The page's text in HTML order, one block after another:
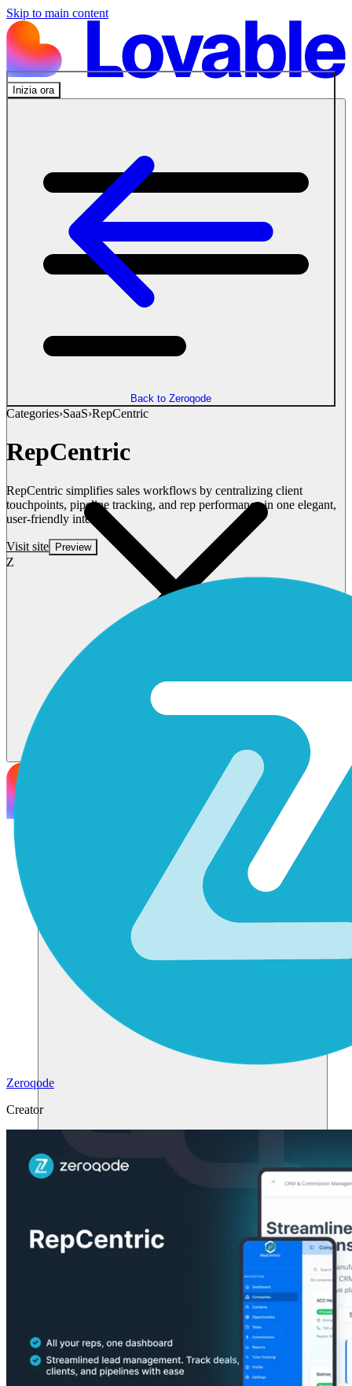
Skip to main content
Inizia ora
Soluzioni
Back to Zeroqode
Categories›SaaS›RepCentric
RepCentric
RepCentric simplifies sales workflows by centralizing client
touchpoints, pipeline tracking, and rep performance in one elegant,
user-friendly interface
Visit site Preview
Z
Zeroqode
Creator